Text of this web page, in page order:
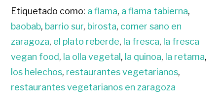
Etiquetado como: a flama, a flama tabierna,
baobab, barrio sur, birosta, comer sano en
zaragoza, el plato reberde, la fresca, la fresca
vegan food, la olla vegetal , la quinoa, la retama,
los helechos, restaurantes vegetarianos,
restaurantes vegetarianos en zaragoza